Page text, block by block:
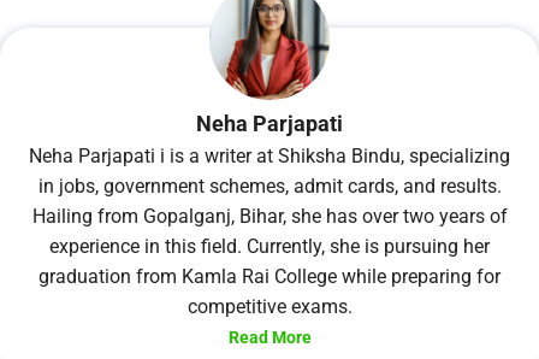
Neha Parjapati
Neha Parjapati i is a writer at Shiksha Bindu, specializing
in jobs, government schemes, admit cards, and results.
Hailing from Gopalganj, Bihar, she has over two years of
experience in this field. Currently, she is pursuing her
graduation from Kamla Rai College while preparing for
competitive exams.
Read More